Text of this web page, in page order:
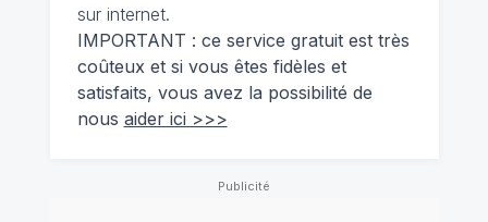
sur internet.
IMPORTANT : ce service gratuit est très
coûteux et si vous êtes fidèles et
satisfaits, vous avez la possibilité de
nous aider ici >>>